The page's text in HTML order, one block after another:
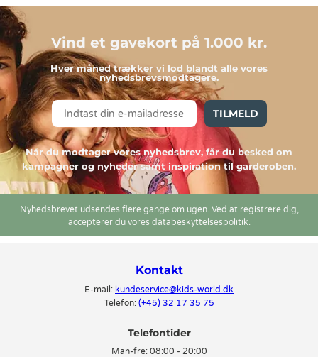
Vind et gavekort på 1.000 kr.
Hver måned trækker vi lod blandt alle vores
nyhedsbrevsmodtagere.
TILMELD
Når du modtager vores nyhedsbrev, får du besked om
kampagner og nyheder samt inspiration til garderoben.
Nyhedsbrevet udsendes flere gange om ugen. Ved at registrere dig,
accepterer du vores databeskyttelsespolitik.
Kontakt
E-mail: kundeservice@kids-world.dk
Telefon: (+45) 32 17 35 75
Telefontider
Man-fre: 08:00 - 20:00